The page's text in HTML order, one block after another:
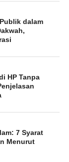
dalam
HP Tanpa
7 Syarat
Menurut